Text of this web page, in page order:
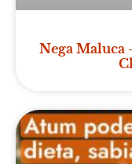
Nega Maluca